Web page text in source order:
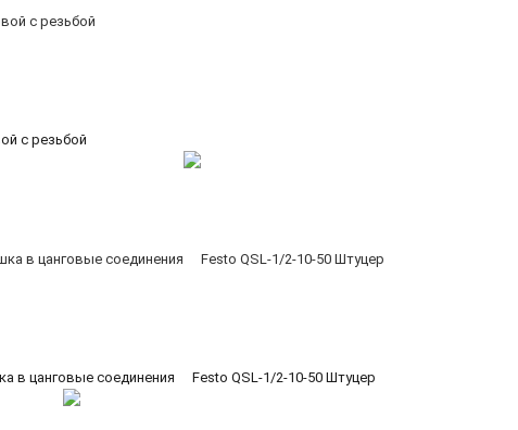
с резьбой
в цанговые соединения Festo QSL-1/2-10-50 Штуцер